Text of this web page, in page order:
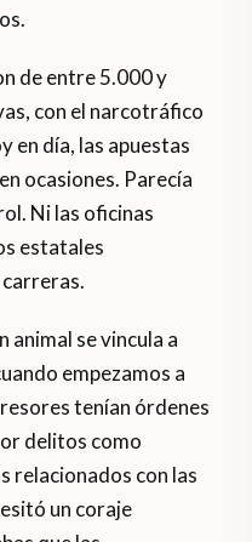
de entre 5.000 y
con el narcotráfico
en día, las apuestas
ocasiones. Parecía
Ni las oficinas
estatales
animal se vincula a
empezamos a
tenían órdenes
delitos como
relacionados con las
un coraje